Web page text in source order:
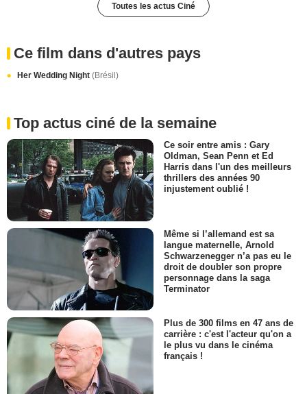
Toutes les actus Ciné
Ce film dans d'autres pays
Her Wedding Night (Brésil)
Top actus ciné de la semaine
Ce soir entre amis : Gary
Oldman, Sean Penn et Ed
Harris dans l'un des meilleurs
thrillers des années 90
injustement oublié !
Même si l’allemand est sa
langue maternelle, Arnold
Schwarzenegger n’a pas eu le
droit de doubler son propre
personnage dans la saga
Terminator
Plus de 300 films en 47 ans de
carrière : c'est l'acteur qu'on a
le plus vu dans le cinéma
français !